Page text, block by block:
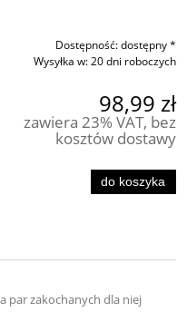
Dostępność:dostępny *
Wysyłka w:20 dni roboczych
98,99 zł
zawiera 23% VAT, bez
kosztów dostawy
do koszyka
par zakochanych dla niej